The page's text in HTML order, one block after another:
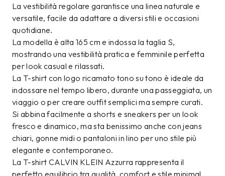
La vestibilità regolare garantisce una linea naturale e
versatile, facile da adattare a diversi stili e occasioni
quotidiane.
La modella è alta 165 cm e indossa la taglia S,
mostrando una vestibilità pratica e femminile perfetta
per look casual e rilassati.
La T-shirt con logo ricamato tono su tono è ideale da
indossare nel tempo libero, durante una passeggiata, un
viaggio o per creare outfit semplici ma sempre curati.
Si abbina facilmente a shorts e sneakers per un look
fresco e dinamico, ma sta benissimo anche con jeans
chiari, gonne midi o pantaloni in lino per uno stile più
elegante e contemporaneo.
La T-shirt CALVIN KLEIN Azzurra rappresenta il
perfetto equilibrio tra qualità, comfort e stile minimal